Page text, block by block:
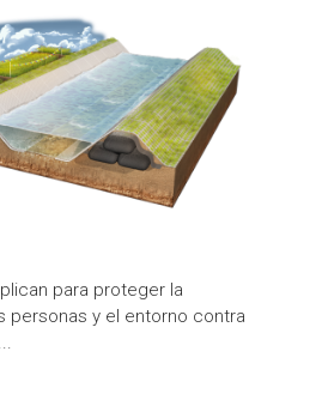
para proteger la
personas y el entorno contra